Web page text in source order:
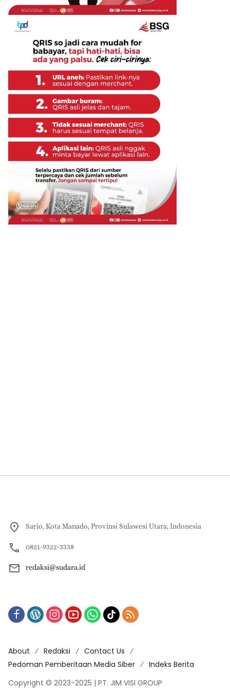
Sario, Kota Manado, Provinsi Sulawesi Utara, Indonesia
0821-9322-3338
redaksi@sudara.id
About Redaksi
Contact Us
Pedoman Pemberitaan Media Siber
Indeks Berita
Copyright © 2023-2025 | PT. JIM VISI GROUP